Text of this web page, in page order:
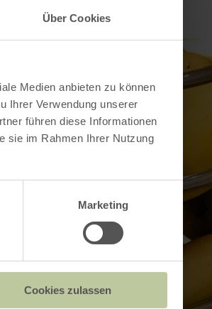
Über Cookies
Medien anbieten zu können
Ihrer Verwendung unserer
führen diese Informationen
sie im Rahmen Ihrer Nutzung
Marketing
Cookies zulassen